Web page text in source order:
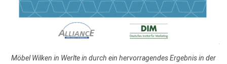
Möbel Wilken in Werlte in durch ein hervorragendes Ergebnis in der